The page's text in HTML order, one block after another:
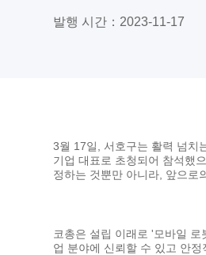
발행 시간：2023-11-17
3월 17일, 서호구는 활력 넘치
기업 대표로 초청되어 참석했
정하는 것뿐만 아니라, 앞으로
코총은 설립 이래로 '모바일
업 분야에 신뢰할 수 있고 안